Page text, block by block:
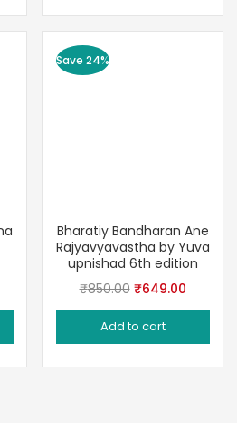
Save 24%
Bharatiy Bandharan Ane
Rajyavyavastha by Yuva
upnishad 6th edition
₹850.00 Original
price
was:
₹649.00Current
price
Add to cart